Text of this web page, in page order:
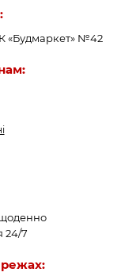
«Будмаркет» №42
24/7